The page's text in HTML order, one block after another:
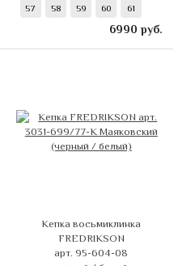
57 58 59 60 61
6990 руб.
Кепка восьмиклинка
FREDRIKSON
арт. 95-604-08